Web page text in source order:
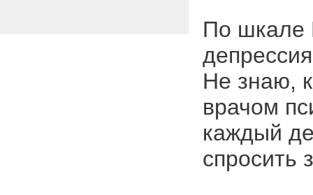
По шкале
Не знаю,
врачом
каждый
спросить